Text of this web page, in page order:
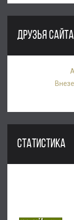
ДРУЗЬЯ САЙТА
СТАТИСТИКА